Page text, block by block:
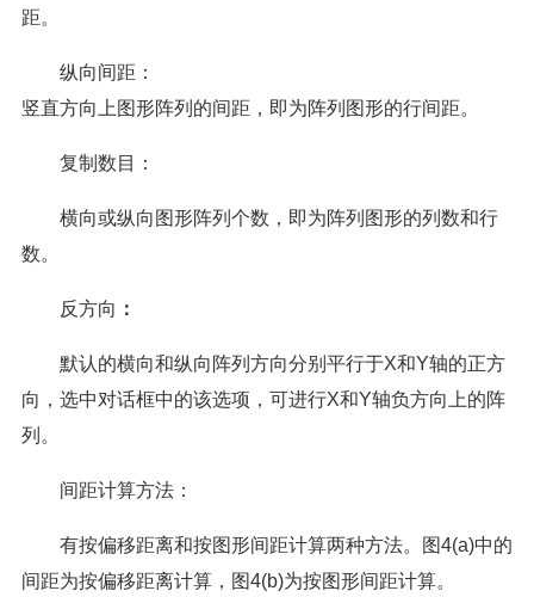
距。
纵向间距：
竖直方向上图形阵列的间距，即为阵列图形的行间距。
复制数目：
横向或纵向图形阵列个数，即为阵列图形的列数和行
数。
反方向 ：
默认的横向和纵向阵列方向分别平行于X和Y轴的正方
向，选中对话框中的该选项，可进行X和Y轴负方向上的阵
列。
间距计算方法：
有按偏移距离和按图形间距计算两种方法。图4(a)中的
间距为按偏移距离计算，图4(b)为按图形间距计算。